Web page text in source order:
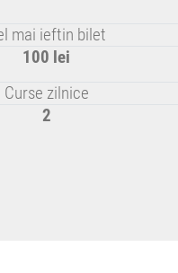
mai ieftin bilet
100 lei
Curse zilnice
2